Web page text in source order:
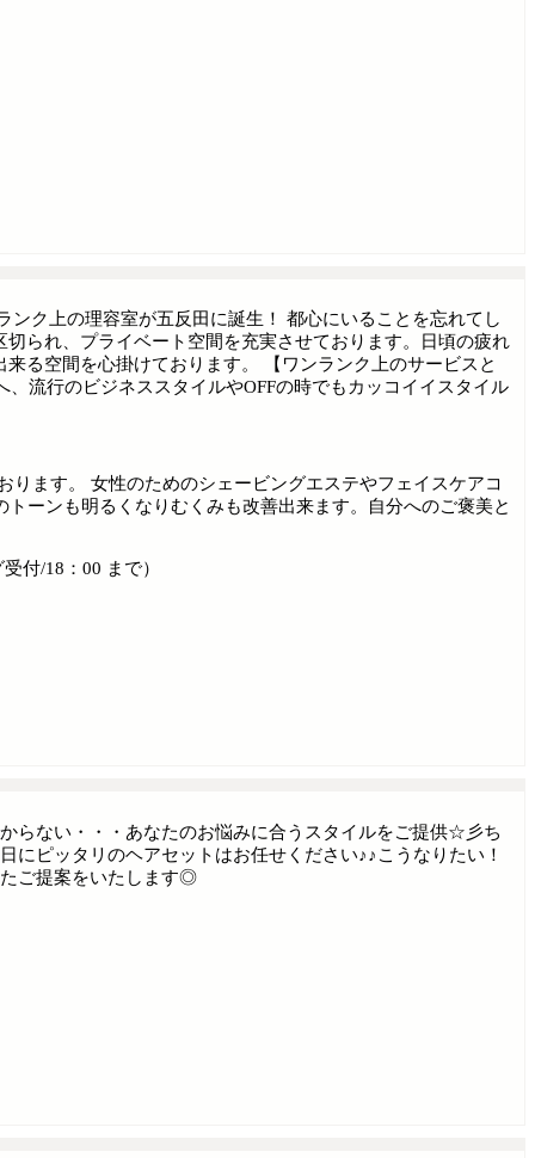
ク上の理容室が五反田に誕生！ 都心にいることを忘れてし
られ、プライベート空間を充実させております。日頃の疲れ
る空間を心掛けております。 【ワンランク上のサービスと
流行のビジネススタイルやOFFの時でもカッコイイスタイル
ます。 女性のためのシェービングエステやフェイスケアコ
ーンも明るくなりむくみも改善出来ます。自分へのご褒美と
付/18：00 まで）
らない・・・あなたのお悩みに合うスタイルをご提供☆彡ち
ピッタリのヘアセットはお任せください♪♪こうなりたい！
ご提案をいたします◎